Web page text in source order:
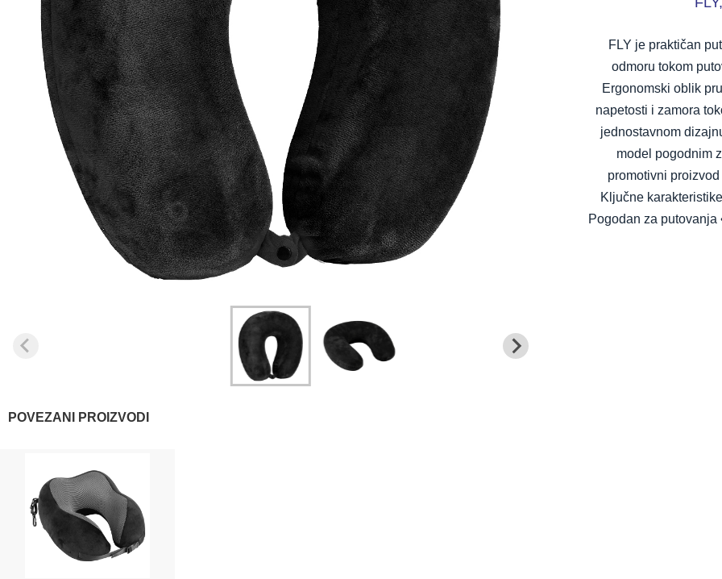
FLY je praktičan
odmoru tokom
Ergonomski oblik
napetosti i zamora
jednostavnom
model pogodnim
promotivni
Ključne
Pogodan za putovanja
POVEZANI PROIZVODI